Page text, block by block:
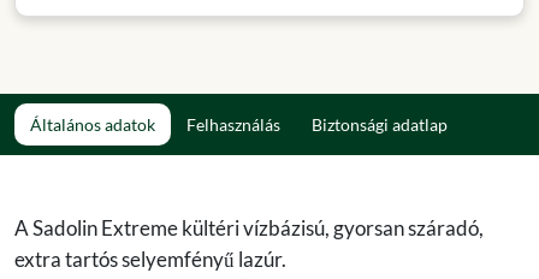
Általános adatok Felhasználás Biztonsági adatlap
A Sadolin Extreme kültéri vízbázisú, gyorsan száradó,
extra tartós selyemfényű lazúr.